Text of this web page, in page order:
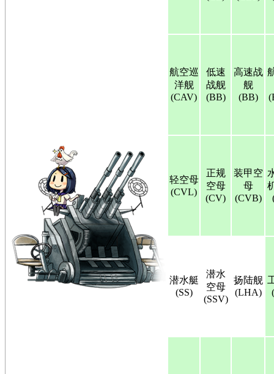
航空巡
洋舰
(CAV)
低速
战舰
(BB)
高速战
舰
(BB)
轻空母
(CVL)
正规
空母
(CV)
装甲空
母
(CVB)
潜水艇
(SS)
潜水
空母
(SSV)
扬陆舰
(LHA)